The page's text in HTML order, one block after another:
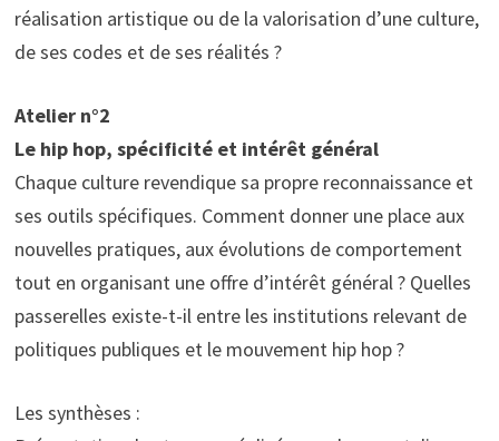
réalisation artistique ou de la valorisation d’une culture,
de ses codes et de ses réalités ?
Atelier n°2
Le hip hop, spécificité et intérêt général
Chaque culture revendique sa propre reconnaissance et
ses outils spécifiques. Comment donner une place aux
nouvelles pratiques, aux évolutions de comportement
tout en organisant une offre d’intérêt général ? Quelles
passerelles existe-t-il entre les institutions relevant de
politiques publiques et le mouvement hip hop ?
Les synthèses :